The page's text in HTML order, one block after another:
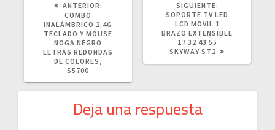
ANTERIOR:
COMBO
INALÁMBRICO 2.4G
TECLADO Y MOUSE
NOGA NEGRO
LETRAS REDONDAS
DE COLORES,
S5700
SIGUIENTE:
POST:
SOPORTE TV LED
LCD MOVIL 1
BRAZO EXTENSIBLE
17 32 43 55
SKYWAY ST2
Deja una respuesta